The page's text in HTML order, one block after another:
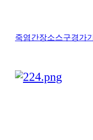
죽염간장소스구경가기